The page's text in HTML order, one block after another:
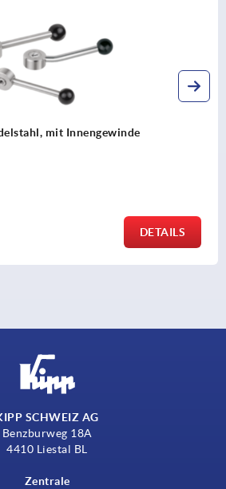
Innengewinde
DETAILS
SCHWEIZ AG
Benzburweg 18A
4410 Liestal BL
Zentrale